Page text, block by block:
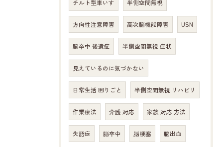
チルト型車いす 半側空間無視
方向性注意障害 高次脳機能障害 USN
脳卒中 後遺症 半側空間無視 症状
見えているのに気づかない
日常生活 困りごと 半側空間無視 リハビリ
作業療法 介護 対応 家族 対応 方法
失語症 脳卒中 脳梗塞 脳出血